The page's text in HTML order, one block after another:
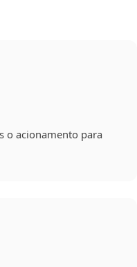
o acionamento para